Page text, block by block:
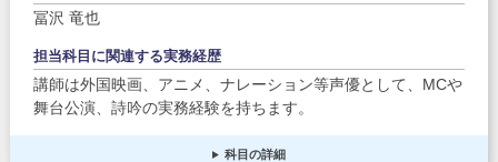
冨沢 竜也
担当科目に関連する実務経歴
講師は外国映画、アニメ、ナレーション等声優として、MCや
舞台公演、詩吟の実務経験を持ちます。
科目の詳細